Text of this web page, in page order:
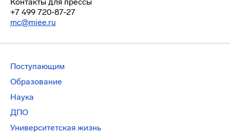
+7 499 720-87-27
mc@miee.ru
Поступающим
Образование
Наука
ДПО
Университетская жизнь